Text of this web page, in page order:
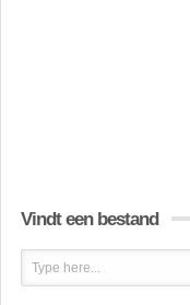
Vindt een bestand